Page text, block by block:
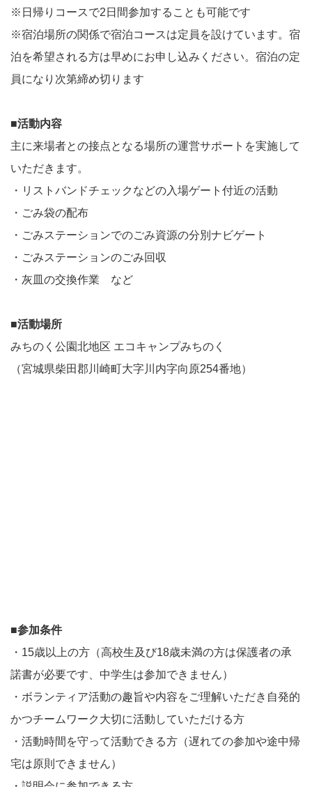
※日帰りコースで2日間参加することも可能です
※宿泊場所の関係で宿泊コースは定員を設けています。宿
泊を希望される方は早めにお申し込みください。宿泊の定
員になり次第締め切ります
■活動内容
主に来場者との接点となる場所の運営サポートを実施して
いただきます。
・リストバンドチェックなどの入場ゲート付近の活動
・ごみ袋の配布
・ごみステーションでのごみ資源の分別ナビゲート
・ごみステーションのごみ回収
・灰皿の交換作業 など
■活動場所
みちのく公園北地区 エコキャンプみちのく
（宮城県柴田郡川崎町大字川内字向原254番地）
■参加条件
・15歳以上の方（高校生及び18歳未満の方は保護者の承
諾書が必要です、中学生は参加できません）
・ボランティア活動の趣旨や内容をご理解いただき自発的
かつチームワーク大切に活動していただける方
・活動時間を守って活動できる方（遅れての参加や途中帰
宅は原則できません）